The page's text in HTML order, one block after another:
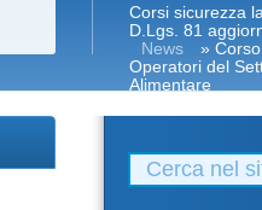
Corsi sicurezza
D.Lgs. 81
News
»
Operatori del
Alimentare